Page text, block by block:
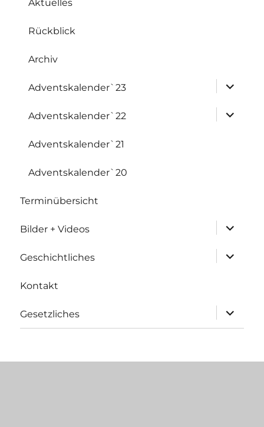
Aktuelles
Rückblick
Archiv
Adventskalender`23
Adventskalender`22
Adventskalender`21
Adventskalender`20
Terminübersicht
Bilder + Videos
Geschichtliches
Kontakt
Gesetzliches
anzeigen